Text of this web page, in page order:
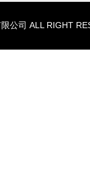
公司 ALL RIGHT